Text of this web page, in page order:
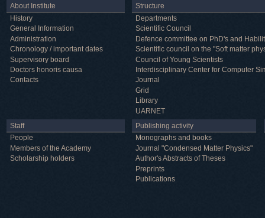
About Institute
History
General Information
Administration
Chronology / important dates
Supervisory board
Doctors honoris causa
Contacts
Structure
Departments
Scientific Council
Defence committee on PhD's and
Scientific council on the "Soft matter
Council of Young Scientists
Interdisciplinary Center for Computer
Journal
Grid
Library
UARNET
Staff
People
Members of the Academy
Scholarship holders
Publishing activity
Monographs and books
Journal "Condensed Matter Physics"
Author's Abstracts of Theses
Preprints
Publications